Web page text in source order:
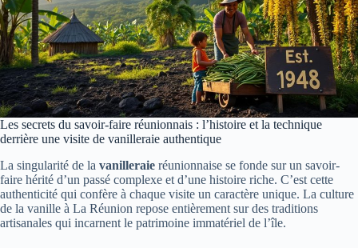
Les secrets du savoir-faire réunionnais : l’histoire et la technique
derrière une visite de vanilleraie authentique
La singularité de la vanilleraie réunionnaise se fonde sur un savoir-
faire hérité d’un passé complexe et d’une histoire riche. C’est cette
authenticité qui confère à chaque visite un caractère unique. La culture
de la vanille à La Réunion repose entièrement sur des traditions
artisanales qui incarnent le patrimoine immatériel de l’île.